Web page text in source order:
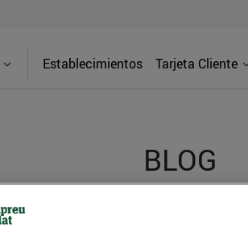
Establecimientos Tarjeta Cliente
BLOG
recetas, consejos